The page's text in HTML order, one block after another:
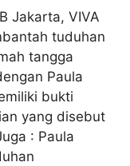
Jakarta, VIVA
tuduhan
tangga
Paula
bukti
yang disebut
: Paula